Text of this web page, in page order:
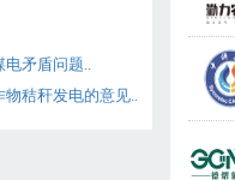
矛盾问题..
秸秆发电的意见..